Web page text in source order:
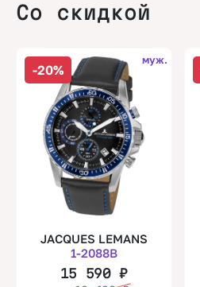
Со скидкой
-20%
муж.
JACQUES LEMANS
1-2088B
15 590₽